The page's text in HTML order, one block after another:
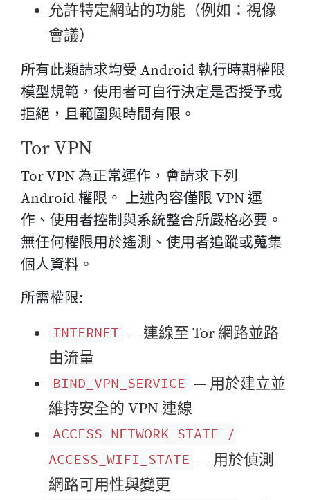
允許特定網站的功能（例如：視像
會議）
所有此類請求均受 Android 執行時期權限
模型規範，使用者可自行決定是否授予或
拒絕，且範圍與時間有限。
Tor VPN
Tor VPN 為正常運作，會請求下列
Android 權限。 上述內容僅限 VPN 運
作、使用者控制與系統整合所嚴格必要。
無任何權限用於遙測、使用者追蹤或蒐集
個人資料。
所需權限:
INTERNET — 連線至 Tor 網路並路
由流量
BIND_VPN_SERVICE — 用於建立並
維持安全的 VPN 連線
ACCESS_NETWORK_STATE /
ACCESS_WIFI_STATE — 用於偵測
網路可用性與變更